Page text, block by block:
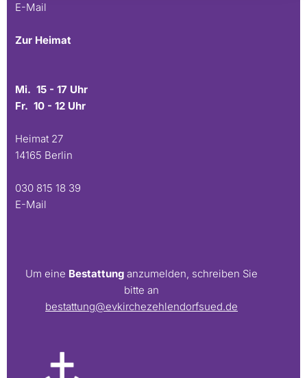
E-Mail
Zur Heimat
Mi. 15 - 17 Uhr
Fr. 10 - 12 Uhr
Heimat 27
14165 Berlin
030 815 18 39
E-Mail
Um eine Bestattung anzumelden, schreiben Sie
bitte an
bestattung@evkirchezehlendorfsued.de